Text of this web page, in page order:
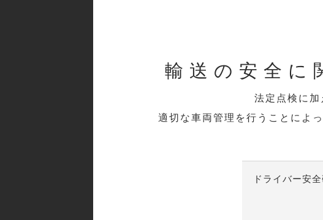
輸送の安全に
法定点検に加
適切な車両管理を行うことによ
ドライバー安